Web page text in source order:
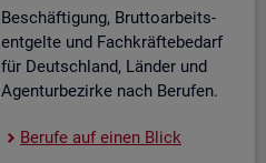
Be­schäf­ti­gung, Brut­to­ar­beits­
ent­gel­te und Fach­kräf­te­be­darf
für Deutsch­land, Län­der und
Agen­tur­be­zir­ke nach Be­ru­fen.
Be­ru­fe auf einen Blick